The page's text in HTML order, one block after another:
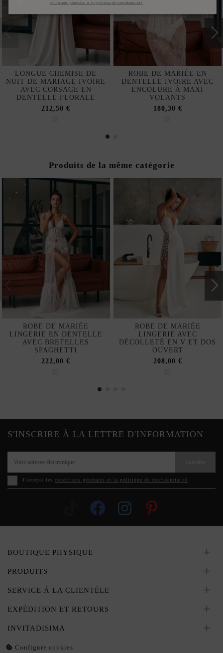
LONGUE CHEMISE DE
NUIT DE MARIAGE IVOIRE
AVEC CORSAGE EN
DENTELLE FLORALE
212,50 €
ROBE DE MARIÉE EN
DENTELLE IVOIRE AVEC
ENCOLURE À MAXI
VOLANTS
180,30 €
Produits de la même catégorie
ROBE DE MARIÉE
LINGERIE EN DENTELLE
AVEC BRETELLES
SPAGHETTI
222,00 €
ROBE DE MARIÉE
LINGERIE AVEC
DÉCOLLETÉ EN V ET DOS
OUVERT
208,00 €
S'INSCRIRE À LA LETTRE D'INFORMATION
J'accepte les conditions générales et la politique de confidentialité
BOUTIQUE PHYSIQUE
PRODUITS
SERVICE À LA CLIENTÈLE
EXPÉDITION ET RETOURS
INVITADISIMA
Configure cookies
conditions générales et la politique de confidentialité